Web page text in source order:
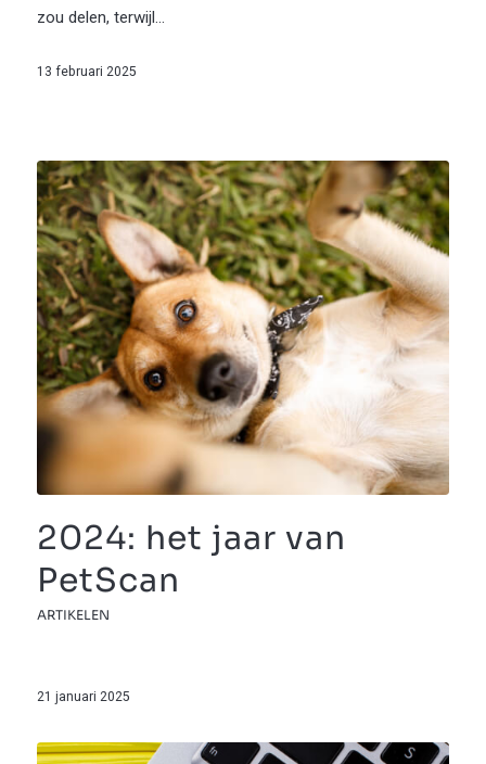
zou delen, terwijl…
13 februari 2025
2024: het jaar van
PetScan
ARTIKELEN
21 januari 2025